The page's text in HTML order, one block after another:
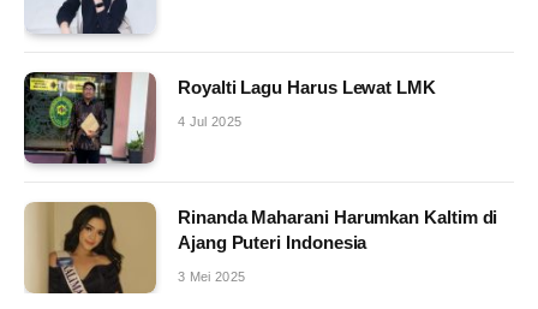
Royalti Lagu Harus Lewat LMK
4 Jul 2025
Rinanda Maharani Harumkan Kaltim di
Ajang Puteri Indonesia
3 Mei 2025